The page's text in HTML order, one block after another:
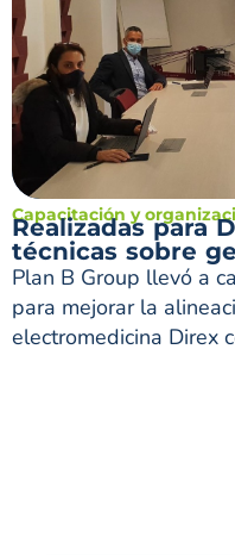
Capacitación y
Realizadas para
técnicas sobre
Plan B Group llevó a
para mejorar la
electromedicina Direx